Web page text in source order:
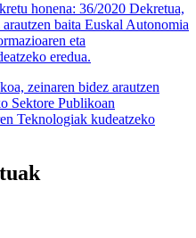
honena: 36/2020 Dekretua,
baita Euskal Autonomia
eta
eredua.
zeinaren bidez arautzen
Sektore Publikoan
Teknologiak kudeatzeko